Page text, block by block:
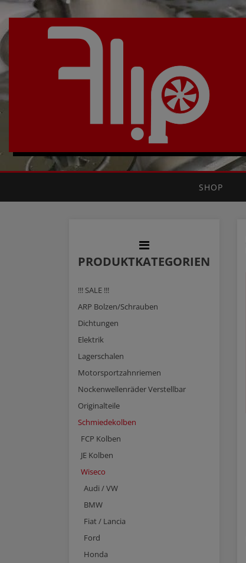
SHOP
PRODUKTKATEGORIEN
!!! SALE !!!
ARP Bolzen/Schrauben
Dichtungen
Elektrik
Lagerschalen
Motorsportzahnriemen
Nockenwellenräder Verstellbar
Originalteile
Schmiedekolben
FCP Kolben
JE Kolben
Wiseco
Audi / VW
BMW
Fiat / Lancia
Ford
Honda